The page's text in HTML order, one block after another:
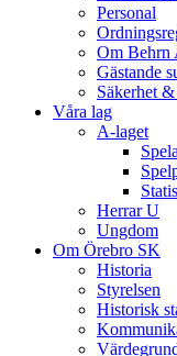
Personal
Om Behrn
Gästande
Säkerhet
Våra lag
A-laget
Herrar U
Ungdom
Om Örebro SK
Historia
Styrelsen
Historisk